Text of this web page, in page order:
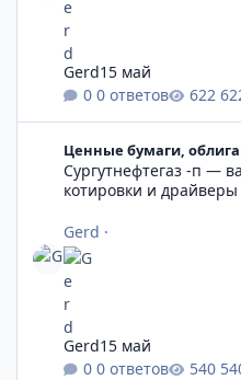
0 ответов
Gerd15 май
Ценные бумаги,
Сургутнефтегаз -п —
котировки и драйверы
Gerd ·
0 ответов
Gerd15 май